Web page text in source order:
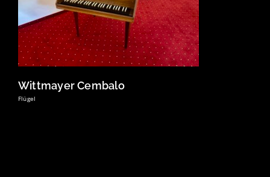
Wittmayer Cembalo
Flügel